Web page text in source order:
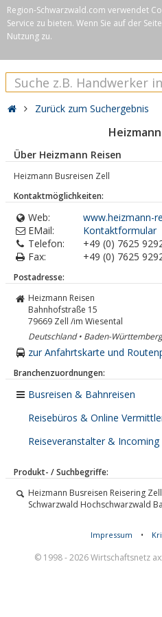
Region-Schwarzwald.com verwendet
Service zu bieten. Wenn Sie auf der
Nutzung zu.
Zurück zum Suchergebnis
Über Heizmann Reisen
Heizmann Busreisen Zell
Kontaktmöglichkeiten:
Web:
www.heizmann-
EMail:
Kontaktformular
Telefon:
+49 (0) 7625
Fax:
+49 (0) 7625
Postadresse:
Heizmann Reisen
Bahnhofstraße 15
79669 Zell /im Wiesental
Deutschland • Baden-
zur Anfahrtskarte und
Branchenzuordnungen:
Busreisen & Bahnreisen
Reisebüros & Online
Reiseveranstalter & Incoming
Produkt- / Suchbegriffe:
Heizmann Busreisen Reisering
Schwarzwald Hochschwarzwald
Impressum •
© 1998 - 2026 Wirtschaftsnetz